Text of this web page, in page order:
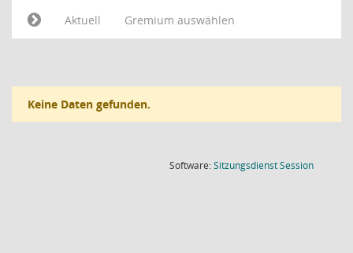
Aktuell
Gremium auswählen
Keine Daten gefunden.
Software:SitzungsdienstSession(Wird in